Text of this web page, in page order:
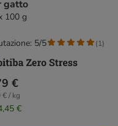
gatto
100 g
€
€ / kg
€
5/5 (1)